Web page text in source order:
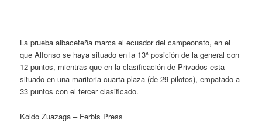
La prueba albaceteña marca el ecuador del campeonato, en el
que Alfonso se haya situado en la 13ª posición de la general con
12 puntos, mientras que en la clasificación de Privados esta
situado en una maritoria cuarta plaza (de 29 pilotos), empatado a
33 puntos con el tercer clasificado.
Koldo Zuazaga – Ferbis Press